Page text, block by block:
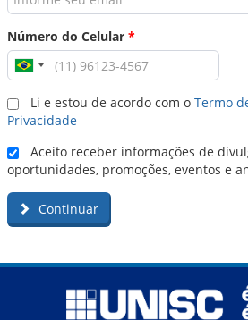
Número do Celular *
Li e estou de acordo com o Termo
Privacidade
Aceito receber informações de
oportunidades, promoções, eventos e
Continuar